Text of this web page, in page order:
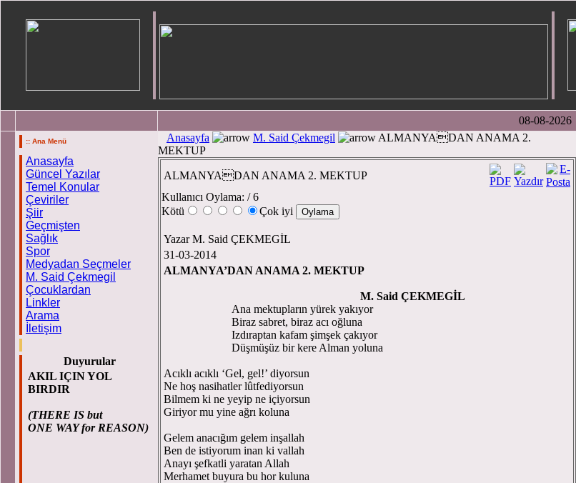
08-08-2026
:: Ana Menü
Anasayfa
Güncel Yazılar
Temel Konular
Çeviriler
Şiir
Geçmişten
Sağlık
Spor
Medyadan Seçmeler
M. Said Çekmegil
Çocuklardan
Linkler
Arama
İletişim
Duyurular
AKIL IÇIN YOL
BIRDIR
(THERE IS but
ONE WAY for REASON)
Anasayfa M. Said Çekmegil
ALMANYADAN ANAMA 2.
MEKTUP
ALMANYADAN ANAMA 2. MEKTUP
Kullanıcı Oylama: / 6
Kötü
Çok iyi
Yazar M. Said ÇEKMEGİL
31-03-2014
ALMANYA’DAN ANAMA 2. MEKTUP
M. Said ÇEKMEGİL
Ana mektupların yürek yakıyor
Biraz sabret, biraz acı oğluna
Izdıraptan kafam şimşek çakıyor
Düşmüşüz bir kere Alman yoluna
Acıklı acıklı ‘Gel, gel!’ diyorsun
Ne hoş nasihatler lûtfediyorsun
Bilmem ki ne yeyip ne içiyorsun
Giriyor mu yine ağrı koluna
Gelem anacığım gelem inşallah
Ben de istiyorum inan ki vallah
Anayı şefkatli yaratan Allah
Merhamet buyura bu hor kuluna